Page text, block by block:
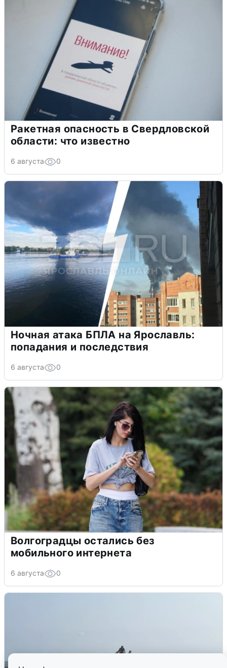
Ракетная опасность в Свердловской
области: что известно
6 августа 0
Ночная атака БПЛА на Ярославль:
попадания и последствия
6 августа 0
Волгоградцы остались без
мобильного интернета
6 августа 0